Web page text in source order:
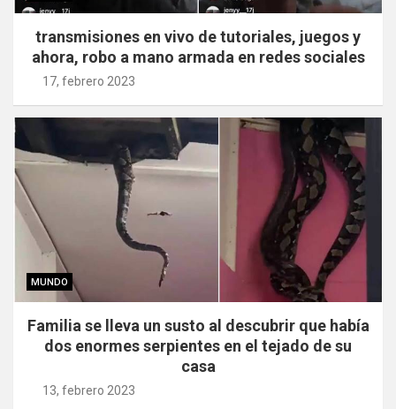
transmisiones en vivo de tutoriales, juegos y
ahora, robo a mano armada en redes sociales
17, febrero 2023
MUNDO
Familia se lleva un susto al descubrir que había
dos enormes serpientes en el tejado de su
casa
13, febrero 2023